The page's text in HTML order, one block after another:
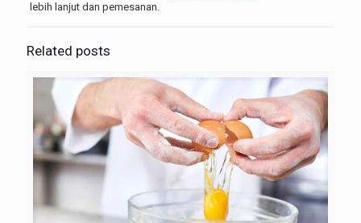
lebih lanjut dan pemesanan.
Related posts